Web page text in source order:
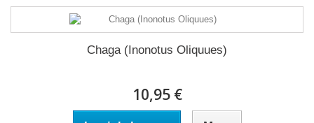
Chaga (Inonotus Oliquues)
10,95 €